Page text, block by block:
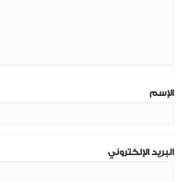
الإسم
البريد الإلكتروني